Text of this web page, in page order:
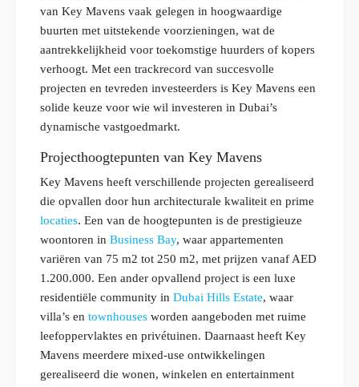
van Key Mavens vaak gelegen in hoogwaardige
buurten met uitstekende voorzieningen, wat de
aantrekkelijkheid voor toekomstige huurders of kopers
verhoogt. Met een trackrecord van succesvolle
projecten en tevreden investeerders is Key Mavens een
solide keuze voor wie wil investeren in Dubai’s
dynamische vastgoedmarkt.
Projecthoogtepunten van Key Mavens
Key Mavens heeft verschillende projecten gerealiseerd
die opvallen door hun architecturale kwaliteit en prime
locaties. Een van de hoogtepunten is de prestigieuze
woontoren in Business Bay, waar appartementen
variëren van 75 m2 tot 250 m2, met prijzen vanaf AED
1.200.000. Een ander opvallend project is een luxe
residentiële community in Dubai Hills Estate, waar
villa’s en townhouses worden aangeboden met ruime
leefoppervlaktes en privétuinen. Daarnaast heeft Key
Mavens meerdere mixed-use ontwikkelingen
gerealiseerd die wonen, winkelen en entertainment